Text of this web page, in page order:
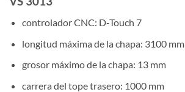
controlador CNC: D-Touch 7
longitud máxima de la chapa: 3100 mm
grosor máximo de la chapa: 13 mm
carrera del tope trasero: 1000 mm